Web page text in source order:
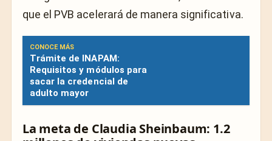
que el PVB acelerará de manera significativa.
CONOCE MÁS
Trámite de INAPAM:
Requisitos y módulos para
sacar la credencial de
adulto mayor
La meta de Claudia Sheinbaum: 1.2